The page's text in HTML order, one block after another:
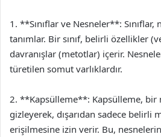
1. **Sınıflar ve Nesneler**: Sınıflar,
tanımlar. Bir sınıf, belirli özellikler
davranışlar (metotlar) içerir.
türetilen somut varlıklardır.
2. **Kapsülleme**: Kapsülleme, bir
gizleyerek, dışarıdan sadece belirli
erişilmesine izin verir. Bu,